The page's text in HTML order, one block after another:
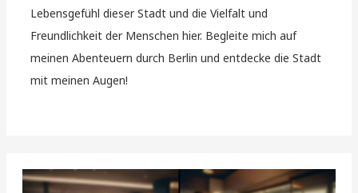
Lebensgefühl dieser Stadt und die Vielfalt und
Freundlichkeit der Menschen hier. Begleite mich auf
meinen Abenteuern durch Berlin und entdecke die Stadt
mit meinen Augen!